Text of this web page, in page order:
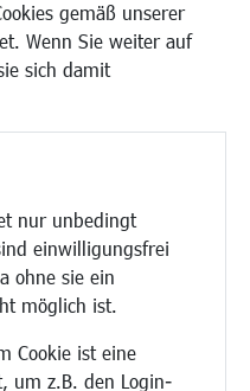
gemäß unserer
Wenn Sie weiter auf
sich damit
nur unbedingt
einwilligungsfrei
ohne sie ein
möglich ist.
Cookie ist eine
um z.B. den Login-